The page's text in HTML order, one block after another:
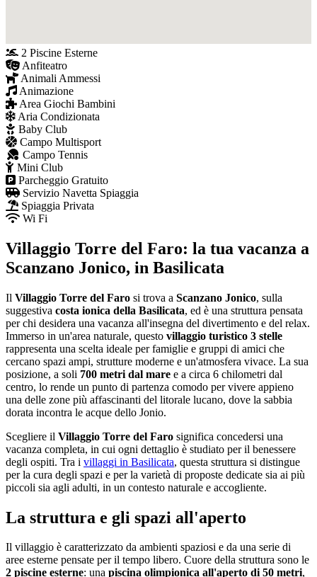
2 Piscine Esterne
Anfiteatro
Animali Ammessi
Animazione
Area Giochi Bambini
Aria Condizionata
Baby Club
Campo Multisport
Campo Tennis
Mini Club
Parcheggio Gratuito
Servizio Navetta Spiaggia
Spiaggia Privata
Wi Fi
Villaggio Torre del Faro: la tua vacanza a
Scanzano Jonico, in Basilicata
Il Villaggio Torre del Faro si trova a Scanzano Jonico, sulla
suggestiva costa ionica della Basilicata, ed è una struttura pensata
per chi desidera una vacanza all'insegna del divertimento e del relax.
Immerso in un'area naturale, questo villaggio turistico 3 stelle
rappresenta una scelta ideale per famiglie e gruppi di amici che
cercano spazi ampi, strutture moderne e un'atmosfera vivace. La sua
posizione, a soli 700 metri dal mare e a circa 6 chilometri dal
centro, lo rende un punto di partenza comodo per vivere appieno
una delle zone più affascinanti del litorale lucano, dove la sabbia
dorata incontra le acque dello Jonio.
Scegliere il Villaggio Torre del Faro significa concedersi una
vacanza completa, in cui ogni dettaglio è studiato per il benessere
degli ospiti. Tra i villaggi in Basilicata, questa struttura si distingue
per la cura degli spazi e per la varietà di proposte dedicate sia ai più
piccoli sia agli adulti, in un contesto naturale e accogliente.
La struttura e gli spazi all'aperto
Il villaggio è caratterizzato da ambienti spaziosi e da una serie di
aree esterne pensate per il tempo libero. Cuore della struttura sono le
2 piscine esterne: una piscina olimpionica all'aperto di 50 metri,